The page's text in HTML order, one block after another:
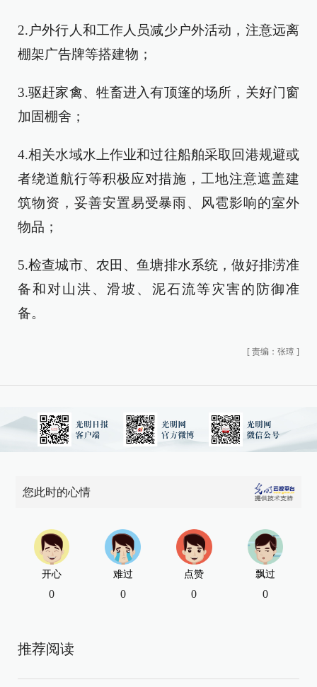
2.户外行人和工作人员减少户外活动，注意远离
棚架广告牌等搭建物；
3.驱赶家禽、牲畜进入有顶篷的场所，关好门窗
加固棚舍；
4.相关水域水上作业和过往船舶采取回港规避或
者绕道航行等积极应对措施，工地注意遮盖建
筑物资，妥善安置易受暴雨、风雹影响的室外
物品；
5.检查城市、农田、鱼塘排水系统，做好排涝准
备和对山洪、滑坡、泥石流等灾害的防御准
备。
[ 责编：张璋 ]
您此时的心情
开心
0
难过
0
点赞
0
飘过
0
推荐阅读